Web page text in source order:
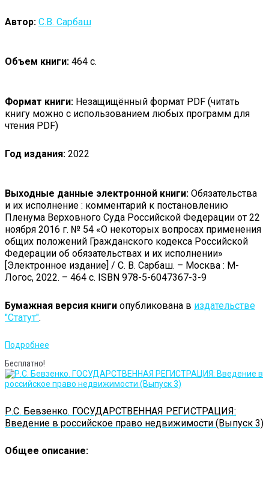
Автор: С.В. Сарбаш
Объем книги: 464 с.
Формат книги: Незащищённый формат PDF (читать
книгу можно с использованием любых программ для
чтения PDF)
Год издания: 2022
Выходные данные электронной книги: Обязательства
и их исполнение : комментарий к постановлению
Пленума Верховного Суда Российской Федерации от 22
ноября 2016 г. № 54 «О некоторых вопросах применения
общих положений Гражданского кодекса Российской
Федерации об обязательствах и их исполнении»
[Электронное издание] / С. В. Сарбаш. – Москва : М-
Логос, 2022. – 464 с. ISBN 978-5-6047367-3-9
Бумажная версия книги опубликована в издательстве
"Статут".
Подробнее
Бесплатно!
Р.С. Бевзенко. ГОСУДАРСТВЕННАЯ РЕГИСТРАЦИЯ:
Введение в российское право недвижимости (Выпуск 3)
Общее описание: